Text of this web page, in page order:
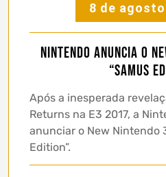
8 de
Nintendo anuncia o
“Samus
Após a inesperada
Returns na E3 2017, a
anunciar o New Nintendo
Edition”.